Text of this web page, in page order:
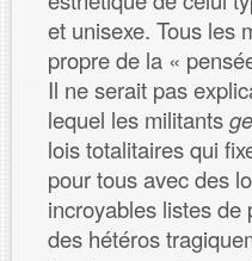
et unisexe. Tous les
propre de la «
Il ne serait pas
lequel les militants
lois totalitaires qui
pour tous avec des
incroyables listes de
des hétéros